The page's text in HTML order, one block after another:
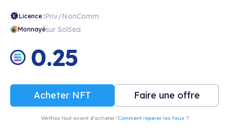
Licence :Priv/NonComm
Monnayésur SolSea
0.25
Acheter NFT Faire une offre
Vérifiez tout avant d'acheter !Comment repérer les faux ?